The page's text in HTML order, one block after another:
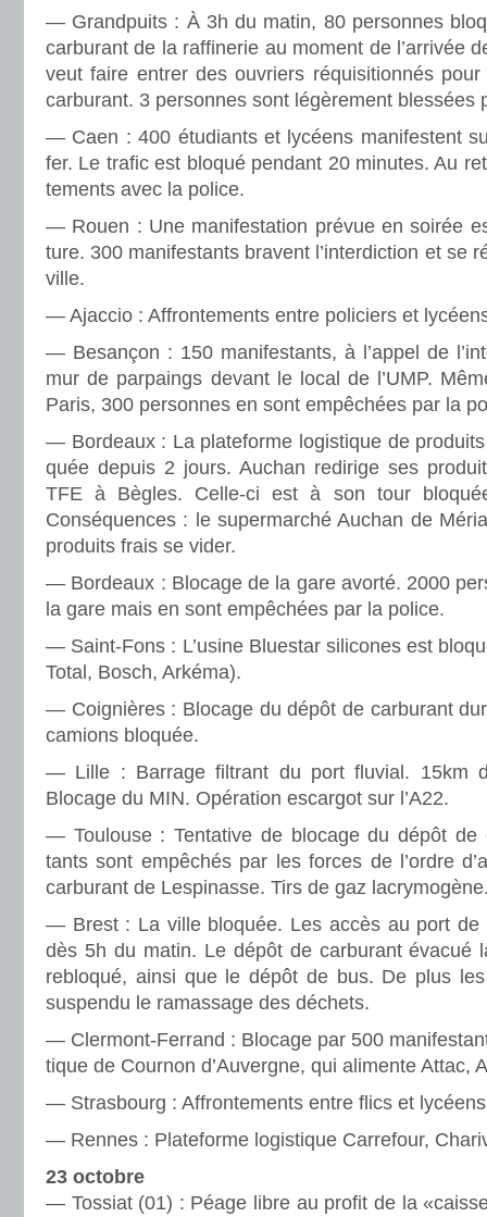
— Grandpuits : À 3h du matin, 80 per­son­nes
car­bu­rant de la raf­fi­ne­rie au moment de l’arri­vée
veut faire entrer des ouvriers réqui­si­tion­nés
car­bu­rant. 3 per­son­nes sont légèrement bles­sées
— Caen : 400 étudiants et lycéens mani­fes­tent
fer. Le trafic est bloqué pen­dant 20 minu­tes. Au
te­ments avec la police.
— Rouen : Une mani­fes­ta­tion prévue en soirée
ture. 300 mani­fes­tants bra­vent l’inter­dic­tion et se
ville.
— Ajaccio : Affrontements entre poli­ciers et
— Besançon : 150 mani­fes­tants, à l’appel de
mur de par­paings devant le local de l’UMP.
Paris, 300 per­son­nes en sont empêchées par la
— Bordeaux : La pla­te­forme logis­ti­que de
quée depuis 2 jours. Auchan redi­rige ses
TFE à Bègles. Celle-ci est à son tour
Conséquences : le super­mar­ché Auchan de
pro­duits frais se vider.
— Bordeaux : Blocage de la gare avorté. 2000
la gare mais en sont empêchées par la police.
— Saint-Fons : L’usine Bluestar sili­co­nes est
Total, Bosch, Arkéma).
— Coignières : Blocage du dépôt de car­bu­rant
camions blo­quée.
— Lille : Barrage fil­trant du port flu­vial. 15km
Blocage du MIN. Opération escar­got sur l’A22.
— Toulouse : Tentative de blo­cage du dépôt de
tants sont empêchés par les forces de l’ordre
car­bu­rant de Lespinasse. Tirs de gaz
— Brest : La ville blo­quée. Les accès au port de
dès 5h du matin. Le dépôt de car­bu­rant évacué
reblo­qué, ainsi que le dépôt de bus. De plus
sus­pendu le ramas­sage des déchets.
— Clermont-Ferrand : Blocage par 500
ti­que de Cournon d’Auvergne, qui ali­mente Attac,
— Strasbourg : Affrontements entre flics et
— Rennes : Plateforme logistique Carrefour,
23 octobre
— Tossiat (01) : Péage libre au profit de la